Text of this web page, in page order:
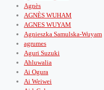
Agnès
AGNÈS WUHAM
AGNES WUYAM
Agnieszka Samulska-Wuyam
agrumes
Aguri Suzuki
Ahluwalia
Ai Ogura
Ai Weiwei